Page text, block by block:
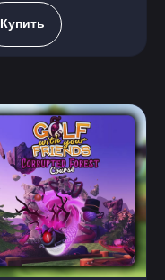
Купить